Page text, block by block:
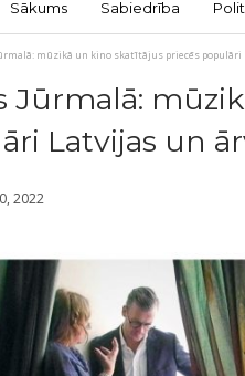
Sākums Sabiedrība
mūzikā un kino skatītājus priecēs
Jūrmalā:
Latvijas un
2022